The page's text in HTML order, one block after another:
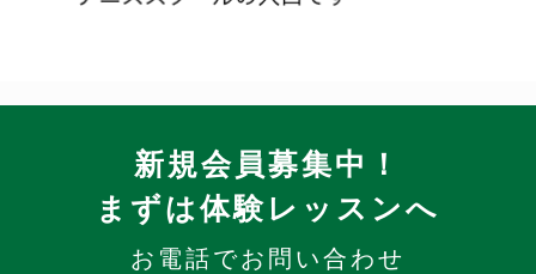
新規会員募集中！
まずは体験レッスンへ
お電話でお問い合わせ